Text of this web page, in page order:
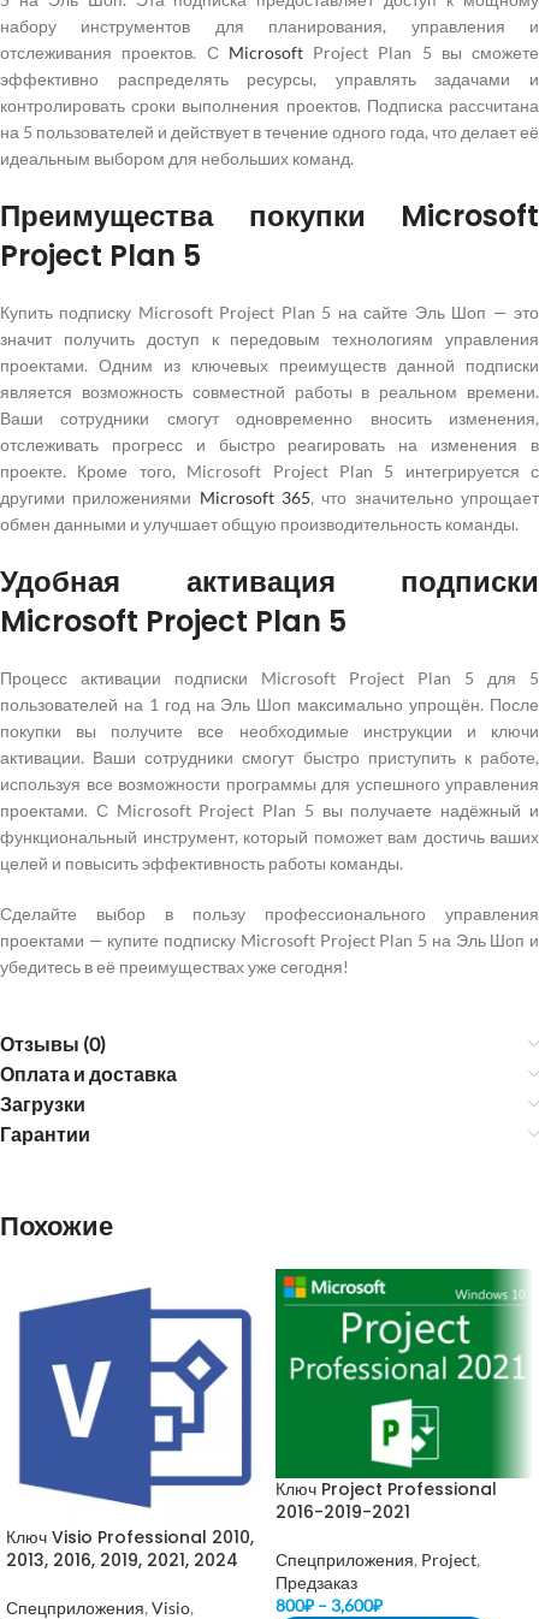
набору инструментов для планирования, управления и
отслеживания проектов. С MicrosoftProject Plan 5 вы сможете
эффективно распределять ресурсы, управлять задачами и
контролировать сроки выполнения проектов. Подписка рассчитана
на 5 пользователей и действует в течение одного года, что делает её
идеальным выбором для небольших команд.
Преимущества покупки Microsoft
Project Plan 5
Купить подписку Microsoft Project Plan 5 на сайте Эль Шоп — это
значит получить доступ к передовым технологиям управления
проектами. Одним из ключевых преимуществ данной подписки
является возможность совместной работы в реальном времени.
Ваши сотрудники смогут одновременно вносить изменения,
отслеживать прогресс и быстро реагировать на изменения в
проекте. Кроме того, Microsoft Project Plan 5 интегрируется с
другими приложениями Microsoft 365, что значительно упрощает
обмен данными и улучшает общую производительность команды.
Удобная активация подписки
Microsoft Project Plan 5
Процесс активации подписки Microsoft Project Plan 5 для 5
пользователей на 1 год на Эль Шоп максимально упрощён. После
покупки вы получите все необходимые инструкции и ключи
активации. Ваши сотрудники смогут быстро приступить к работе,
используя все возможности программы для успешного управления
проектами. С Microsoft Project Plan 5 вы получаете надёжный и
функциональный инструмент, который поможет вам достичь ваших
целей и повысить эффективность работы команды.
Сделайте выбор в пользу профессионального управления
проектами — купите подписку Microsoft Project Plan 5 на Эль Шоп и
убедитесь в её преимуществах уже сегодня!
Отзывы (0)
Оплата и доставка
Загрузки
Гарантии
Похожие
Ключ Visio Professional 2010,
2013, 2016, 2019, 2021, 2024
Спецприложения, Visio,
Ключ Project Professional
2016-2019-2021
Спецприложения, Project,
Предзаказ
800₽ –3,600₽